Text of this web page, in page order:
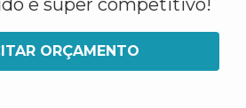
e super competitivo!
ORÇAMENTO